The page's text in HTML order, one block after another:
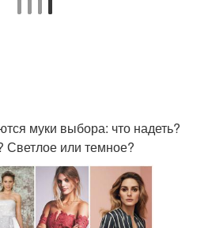
муки выбора: что надеть?
Светлое или темное?